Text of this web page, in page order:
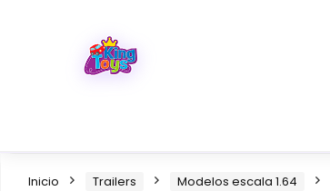
Inicio Trailers Modelos escala 1.64